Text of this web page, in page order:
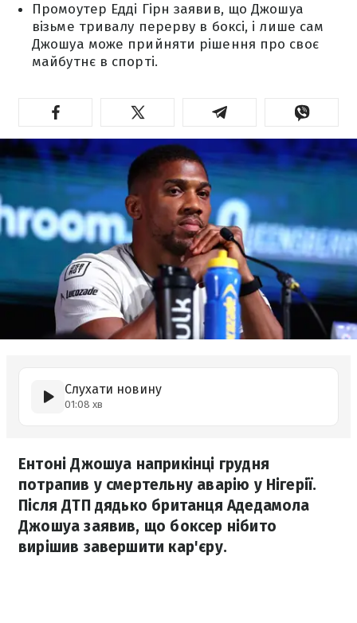
Промоутер Едді Гірн заявив, що Джошуа
візьме тривалу перерву в боксі, і лише сам
Джошуа може прийняти рішення про своє
майбутнє в спорті.
Слухати новину
01:08 хв
Ентоні Джошуа наприкінці грудня
потрапив у смертельну аварію у Нігерії.
Після ДТП дядько британця Адедамола
Джошуа заявив, що боксер нібито
вирішив завершити кар'єру.